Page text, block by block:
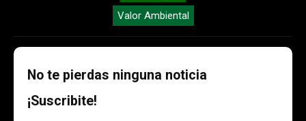
Valor Ambiental
No te pierdas ninguna noticia
¡Suscribite!